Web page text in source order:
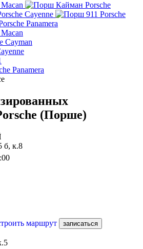
Porsche
Cayenne
Porsche
Panamera
Cayman
Panamera
(Порше)
б, к.8
маршрут записаться